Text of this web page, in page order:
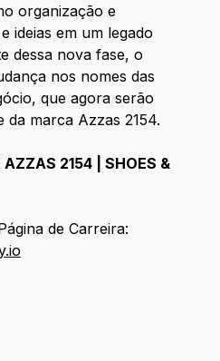
organização e
ideias em um legado
dessa nova fase, o
nos nomes das
que agora serão
da marca Azzas 2154.
AZZAS 2154 | SHOES &
de Carreira: